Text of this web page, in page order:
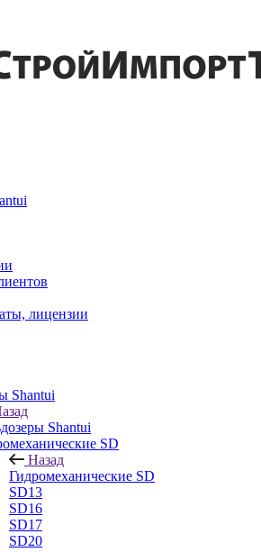
лицензии
Shantui
Shantui
SD
Назад
Гидромеханические SD
SD13
SD16
SD17
SD20